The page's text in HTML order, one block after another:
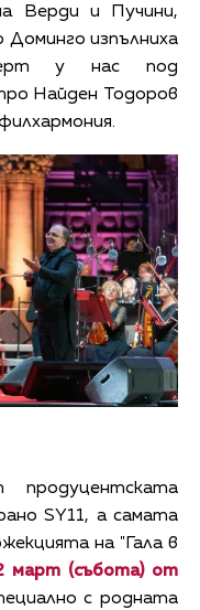
Верди и Пучини,
Доминго изпълниха
у нас под
Найден Тодоров
SY11, а самата
на "Гала в
март (събота) от
с родната